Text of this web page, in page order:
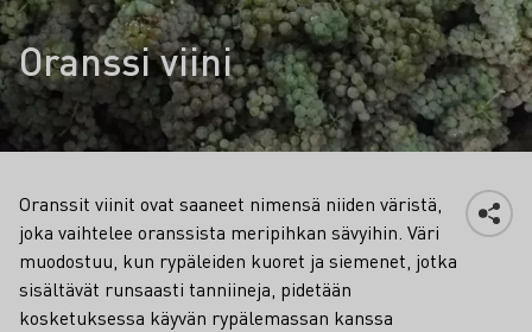
Oranssi viini
Oranssit viinit ovat saaneet nimensä niiden väristä,
joka vaihtelee oranssista meripihkan sävyihin. Väri
muodostuu, kun rypäleiden kuoret ja siemenet, jotka
sisältävät runsaasti tanniineja, pidetään
kosketuksessa käyvän rypälemassan kanssa